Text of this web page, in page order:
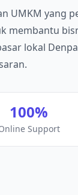
UMKM yang
membantu
lokal
100%
Support